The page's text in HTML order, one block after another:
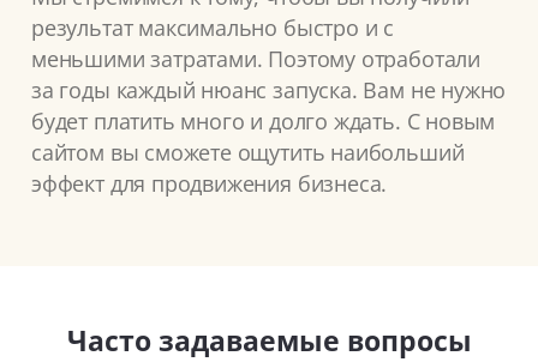
результат максимально быстро и с
меньшими затратами. Поэтому отработали
за годы каждый нюанс запуска. Вам не нужно
будет платить много и долго ждать. С новым
сайтом вы сможете ощутить наибольший
эффект для продвижения бизнеса.
Часто задаваемые вопросы